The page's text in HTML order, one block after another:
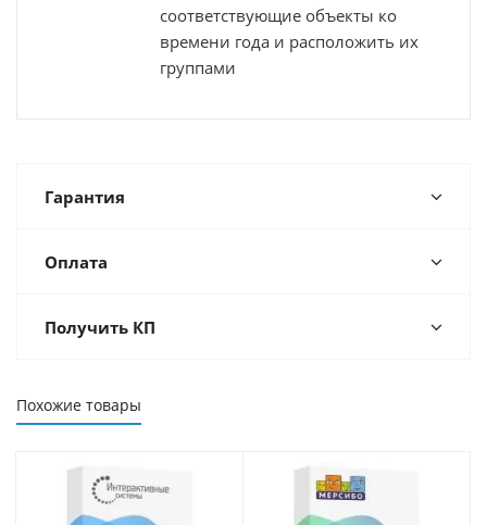
соответствующие объекты ко
времени года и расположить их
группами
Гарантия
Оплата
Получить КП
Похожие товары